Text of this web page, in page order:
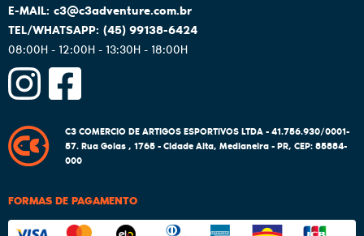
(45)99138-6424
08:00H - 12:00H - 13:30H - 18:00H
c3@c3adventure.com.br
C3 COMERCIO DE ARTIGOS ESPORTIVOS LTDA - 41.756.930/0001-
57.Rua Goias , 1765-Cidade Alta, Medianeira-PR, CEP: 85884-
000
FORMAS DE PAGAMENTO